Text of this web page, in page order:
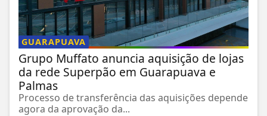
GUARAPUAVA
Grupo Muffato anuncia aquisição de lojas
da rede Superpão em Guarapuava e
Palmas
Processo de transferência das aquisições depende
agora da aprovação da...